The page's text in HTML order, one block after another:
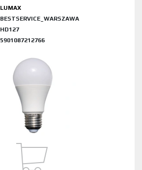
LUMAX
BESTSERVICE_WARSZAWA
HD127
5901087212766